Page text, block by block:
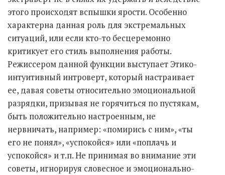
этого происходят вспышки ярости. Особенно
характерна данная роль для экстремальных
ситуаций, или если кто-то бесцеремонно
критикует его стиль выполнения работы.
Режиссером данной функции выступает Этико-
интуитивный интроверт, который настраивает
ее, давая советы относительно эмоциональной
разрядки, призывая не горячиться по пустякам,
быть положительно настроенным, не
нервничать, например: «помирись с ним», «ты
его не понял», «успокойся» или «поплачь и
успокойся» и т.п. Не принимая во внимание эти
советы, игнорируя словесное и эмоционально-